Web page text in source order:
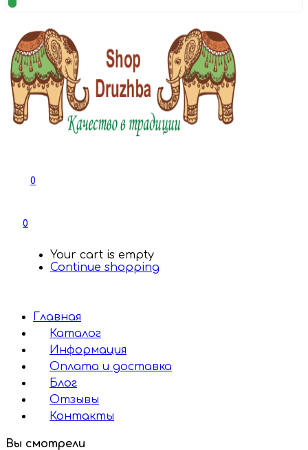
0
0
Your cart is empty
Continue shopping
Главная
Каталог
Информация
Оплата и доставка
Блог
Отзывы
Контакты
Вы смотрели